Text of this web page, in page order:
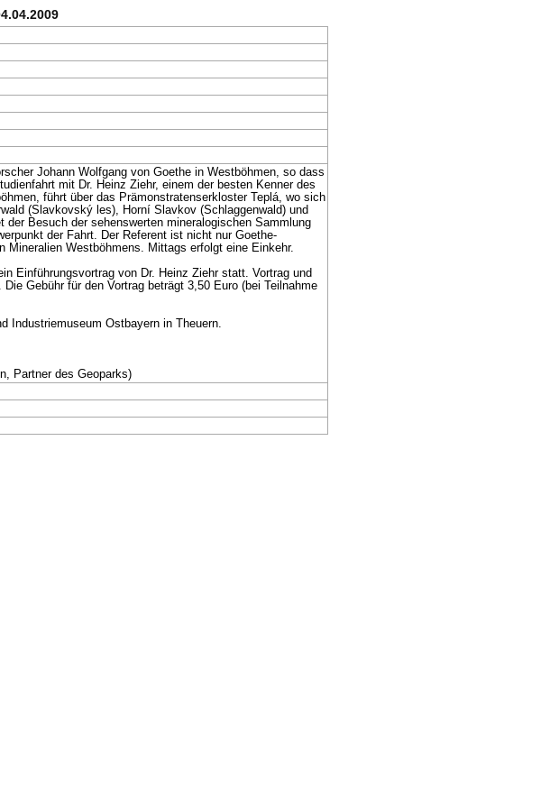
Johann Wolfgang von Goethe in Westböhmen, so dass
mit Dr. Heinz Ziehr, einem der besten Kenner des
führt über das Prämonstratenserkloster Teplá, wo sich
(Slavkovský les), Horní Slavkov (Schlaggenwald) und
Besuch der sehenswerten mineralogischen Sammlung
der Fahrt. Der Referent ist nicht nur Goethe-
Mineralien Westböhmens. Mittags erfolgt eine Einkehr.
Einführungsvortrag von Dr. Heinz Ziehr statt. Vortrag und
Gebühr für den Vortrag beträgt 3,50 Euro (bei Teilnahme
Industriemuseum Ostbayern in Theuern.
Partner des Geoparks)